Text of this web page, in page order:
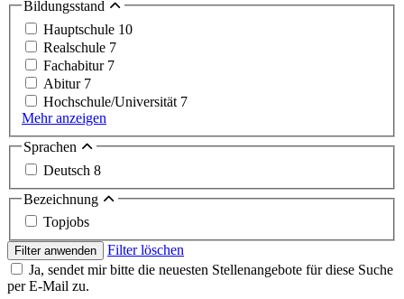
Bildungsstand
Hauptschule 10
Realschule 7
Fachabitur 7
Abitur 7
Hochschule/Universität 7
Mehr anzeigen
Sprachen
Deutsch 8
Bezeichnung
Topjobs
Filter anwenden
Filter löschen
Ja, sendet mir bitte die neuesten Stellenangebote für diese Suche
per E-Mail zu.